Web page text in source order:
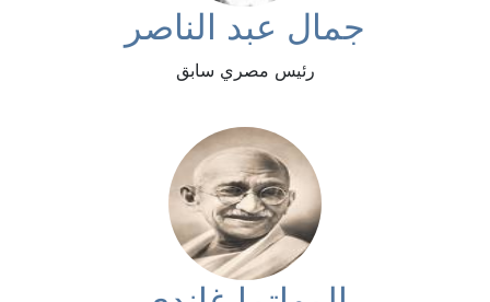
جمال عبد الناصر
رئيس مصري سابق